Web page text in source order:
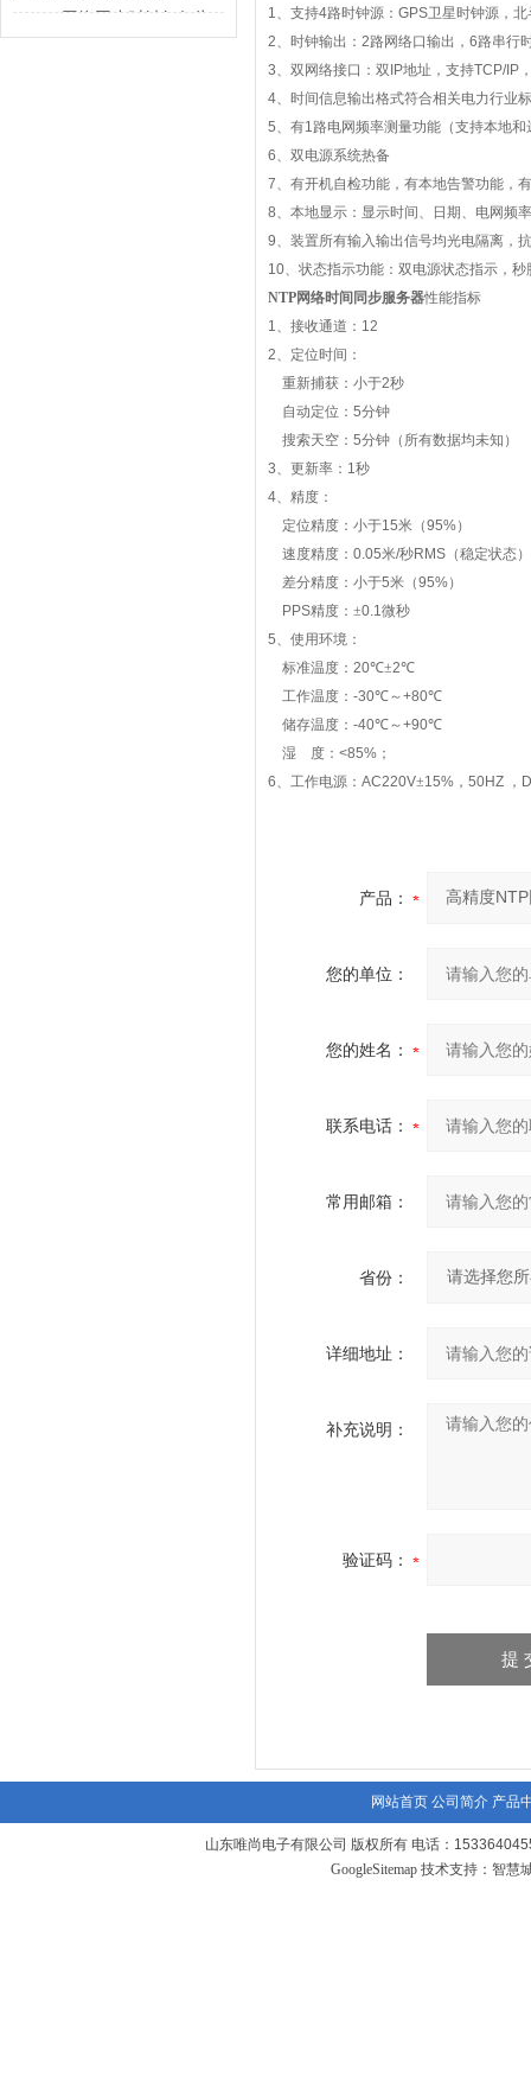
解决的不只是校时
GPS网络同步时钟如何为
1、支持4路时钟源： GPS卫星时钟源，
2、时钟输出： 2路网络口输出， 6路串行
3、双网络接口：双 IP地址，支持TCP/IP
4、时间信息输出格式符合相关电力行业
5、有1路电网频率测量功能（支持本地和
6、双电源系统热备
7、有开机自检功能，有本地告警功能，
8、本地显示：显示时间、日期、电网频
9、装置所有输入输出信号均光电隔离，
10、状态指示功能：双电源状态指示，
NTP网络时间同步服务器性能指标
1、接收通道： 12
2、定位时间：
重新捕获：小于2秒
自动定位： 5分钟
搜索天空： 5分钟（所有数据均未知）
3、更新率： 1秒
4、精度：
定位精度：小于15米（95%）
速度精度： 0.05米/秒RMS （稳定状态）
差分精度：小于5米（95%）
PPS精度：±0.1微秒
5、使用环境：
标准温度： 20℃±2℃
工作温度： -30℃～+80℃
储存温度： -40℃～+90℃
湿
度： <85% ；
6、工作电源： AC220V±15% ， 50HZ ，
产品：
您的单位：
您的姓名：
联系电话：
常用邮箱：
省份：
详细地址：
补充说明：
验证码：
网站首页 公司简介 产品
山东唯尚电子有限公司 版权所有 电话：
GoogleSitemap技术支持： 智慧